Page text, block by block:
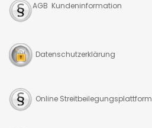
AGB Kundeninformation
Datenschutzerklärung
Online Streitbeilegungsplattform